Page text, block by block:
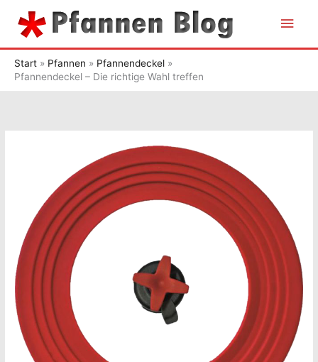
Inhalt
Start Pfannen
Pfannendeckel
Pfannendeckel – Die richtige Wahl treffen